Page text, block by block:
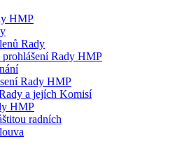
HMP
Rady
prohlášení Rady HMP
Rady HMP
a jejích Komisí
HMP
radních